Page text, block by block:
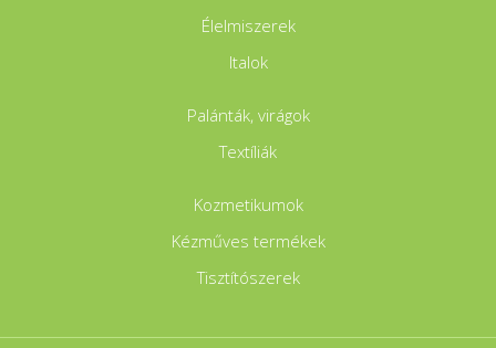
Élelmiszerek
Italok
Palánták, virágok
Textíliák
Kozmetikumok
Kézműves termékek
Tisztítószerek